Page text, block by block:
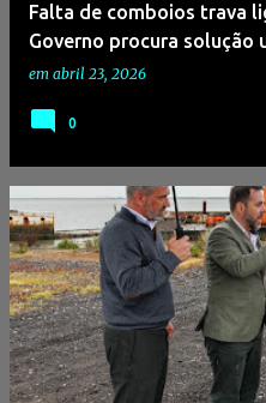
Falta de comboios trava
Governo procura solução
em abril 23, 2026
0